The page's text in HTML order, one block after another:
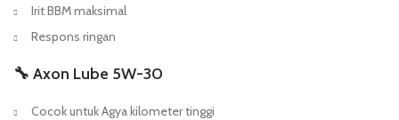
Irit BBM maksimal
Respons ringan
🔧 Axon Lube 5W-30
Cocok untuk Agya kilometer tinggi